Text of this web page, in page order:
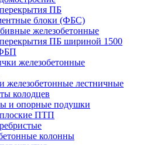
ПБ
блоки (ФБС)
железобетонные
ПБ шириной 1500
железобетонные
железобетонные лестничные
колодцев
и опорные подушки
ПТП
колонны